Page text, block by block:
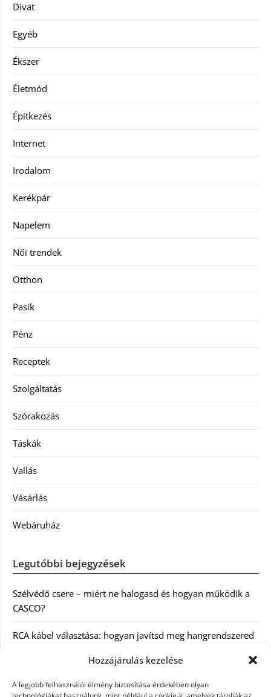
Hozzájárulás kezelése
A legjobb felhasználói élmény biztosítása érdekében olyan
Divat
Egyéb
Ékszer
Életmód
Építkezés
Internet
Irodalom
Kerékpár
Napelem
Női trendek
Otthon
Pasik
Pénz
Receptek
Szolgáltatás
Szórakozás
Táskák
Vallás
Vásárlás
Webáruház
Legutóbbi bejegyzések
Szélvédő csere – miért ne halogasd és hogyan működik a
CASCO?
RCA kábel választása: hogyan javítsd meg hangrendszered
Magyarországon: milyen jogi szabályozásra kell figyelni?